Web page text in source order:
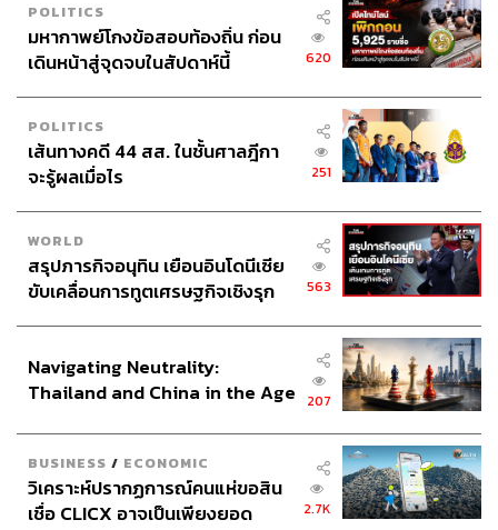
61
ABOUT THE AUTHOR
THE STANDARD WEALTH
สำนักข่าวเศรษฐกิจ ธุรกิจ และการลงทุน โดย
ทีมข่าว THE STANDARD
POLITICS
มหากาพย์โกงข้อสอบท้องถิ่น ก่อน
เดินหน้าสู่จุดจบในสัปดาห์นี้
620
POLITICS
เส้นทางคดี 44 สส. ในชั้นศาลฎีกา
จะรู้ผลเมื่อไร
251
WORLD
สรุปภารกิจอนุทิน เยือนอินโดนีเซีย
ขับเคลื่อนการทูตเศรษฐกิจเชิงรุก
563
Navigating Neutrality:
Thailand and China in the Age
207
BUSINESS / ECONOMIC
วิเคราะห์ปรากฏการณ์คนแห่ขอสิน
เชื่อ CLICX อาจเป็นเพียงยอด
2.7K